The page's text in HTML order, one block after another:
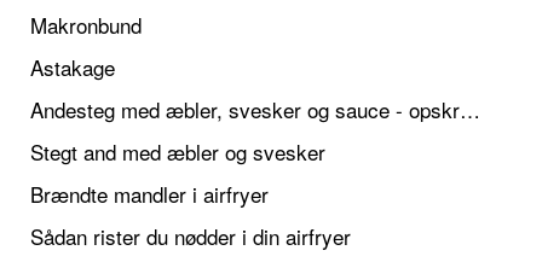
Makronbund
Astakage
Andesteg med æbler, svesker og sauce - opskrift også til jul
Stegt and med æbler og svesker
Brændte mandler i airfryer
Sådan rister du nødder i din airfryer